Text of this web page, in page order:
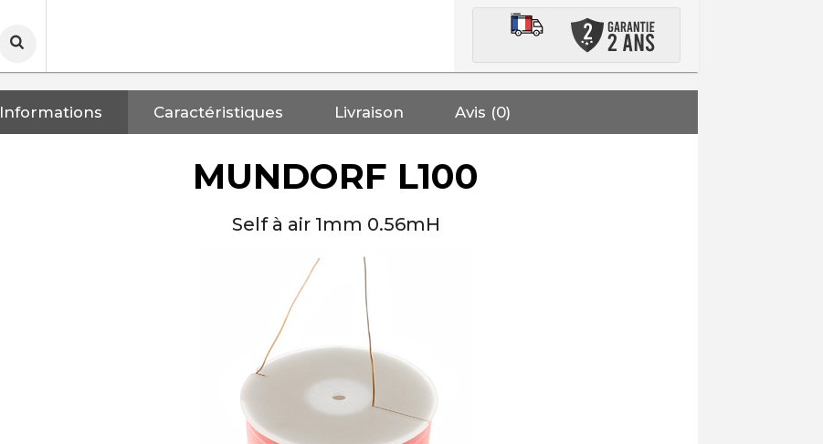
Informations Caractéristiques Livraison Avis (0)
MUNDORF L100
Self à air 1mm 0.56mH